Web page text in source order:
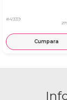
#4939
Cumpara